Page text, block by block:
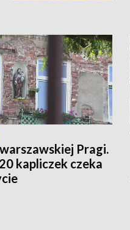
Pragi.
kapliczek czeka